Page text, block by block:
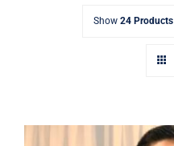
Show 24 Products